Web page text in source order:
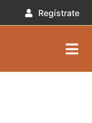
Regístrate